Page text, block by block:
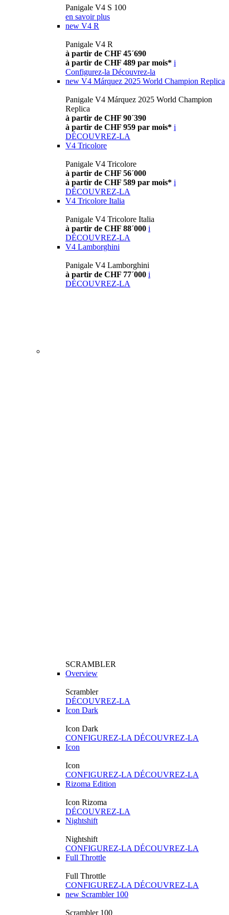
Panigale V4 S 100
en savoir plus
new V4 R
Panigale V4 R
à partir de CHF 45´690
à partir de CHF 489 par mois* i
Configurez-la Découvrez-la
new V4 Márquez 2025 World Champion Replica
Panigale V4 Márquez 2025 World Champion
Replica
à partir de CHF 90´390
à partir de CHF 959 par mois* i
DÉCOUVREZ-LA
V4 Tricolore
Panigale V4 Tricolore
à partir de CHF 56´000
à partir de CHF 589 par mois* i
DÉCOUVREZ-LA
V4 Tricolore Italia
Panigale V4 Tricolore Italia
à partir de CHF 88´000 i
DÉCOUVREZ-LA
V4 Lamborghini
Panigale V4 Lamborghini
à partir de CHF 77´000 i
DÉCOUVREZ-LA
SCRAMBLER
Overview
Scrambler
DÉCOUVREZ-LA
Icon Dark
Icon Dark
CONFIGUREZ-LA DÉCOUVREZ-LA
Icon
Icon
CONFIGUREZ-LA DÉCOUVREZ-LA
Rizoma Edition
Icon Rizoma
DÉCOUVREZ-LA
Nightshift
Nightshift
CONFIGUREZ-LA DÉCOUVREZ-LA
Full Throttle
Full Throttle
CONFIGUREZ-LA DÉCOUVREZ-LA
new Scrambler 100
Scrambler 100